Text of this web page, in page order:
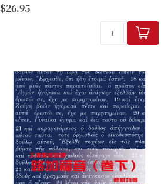
這本註釋書，能跨越歷史的鴻溝，讓二十一
世紀的信徒聆聽到路加的信息，...
$26.95